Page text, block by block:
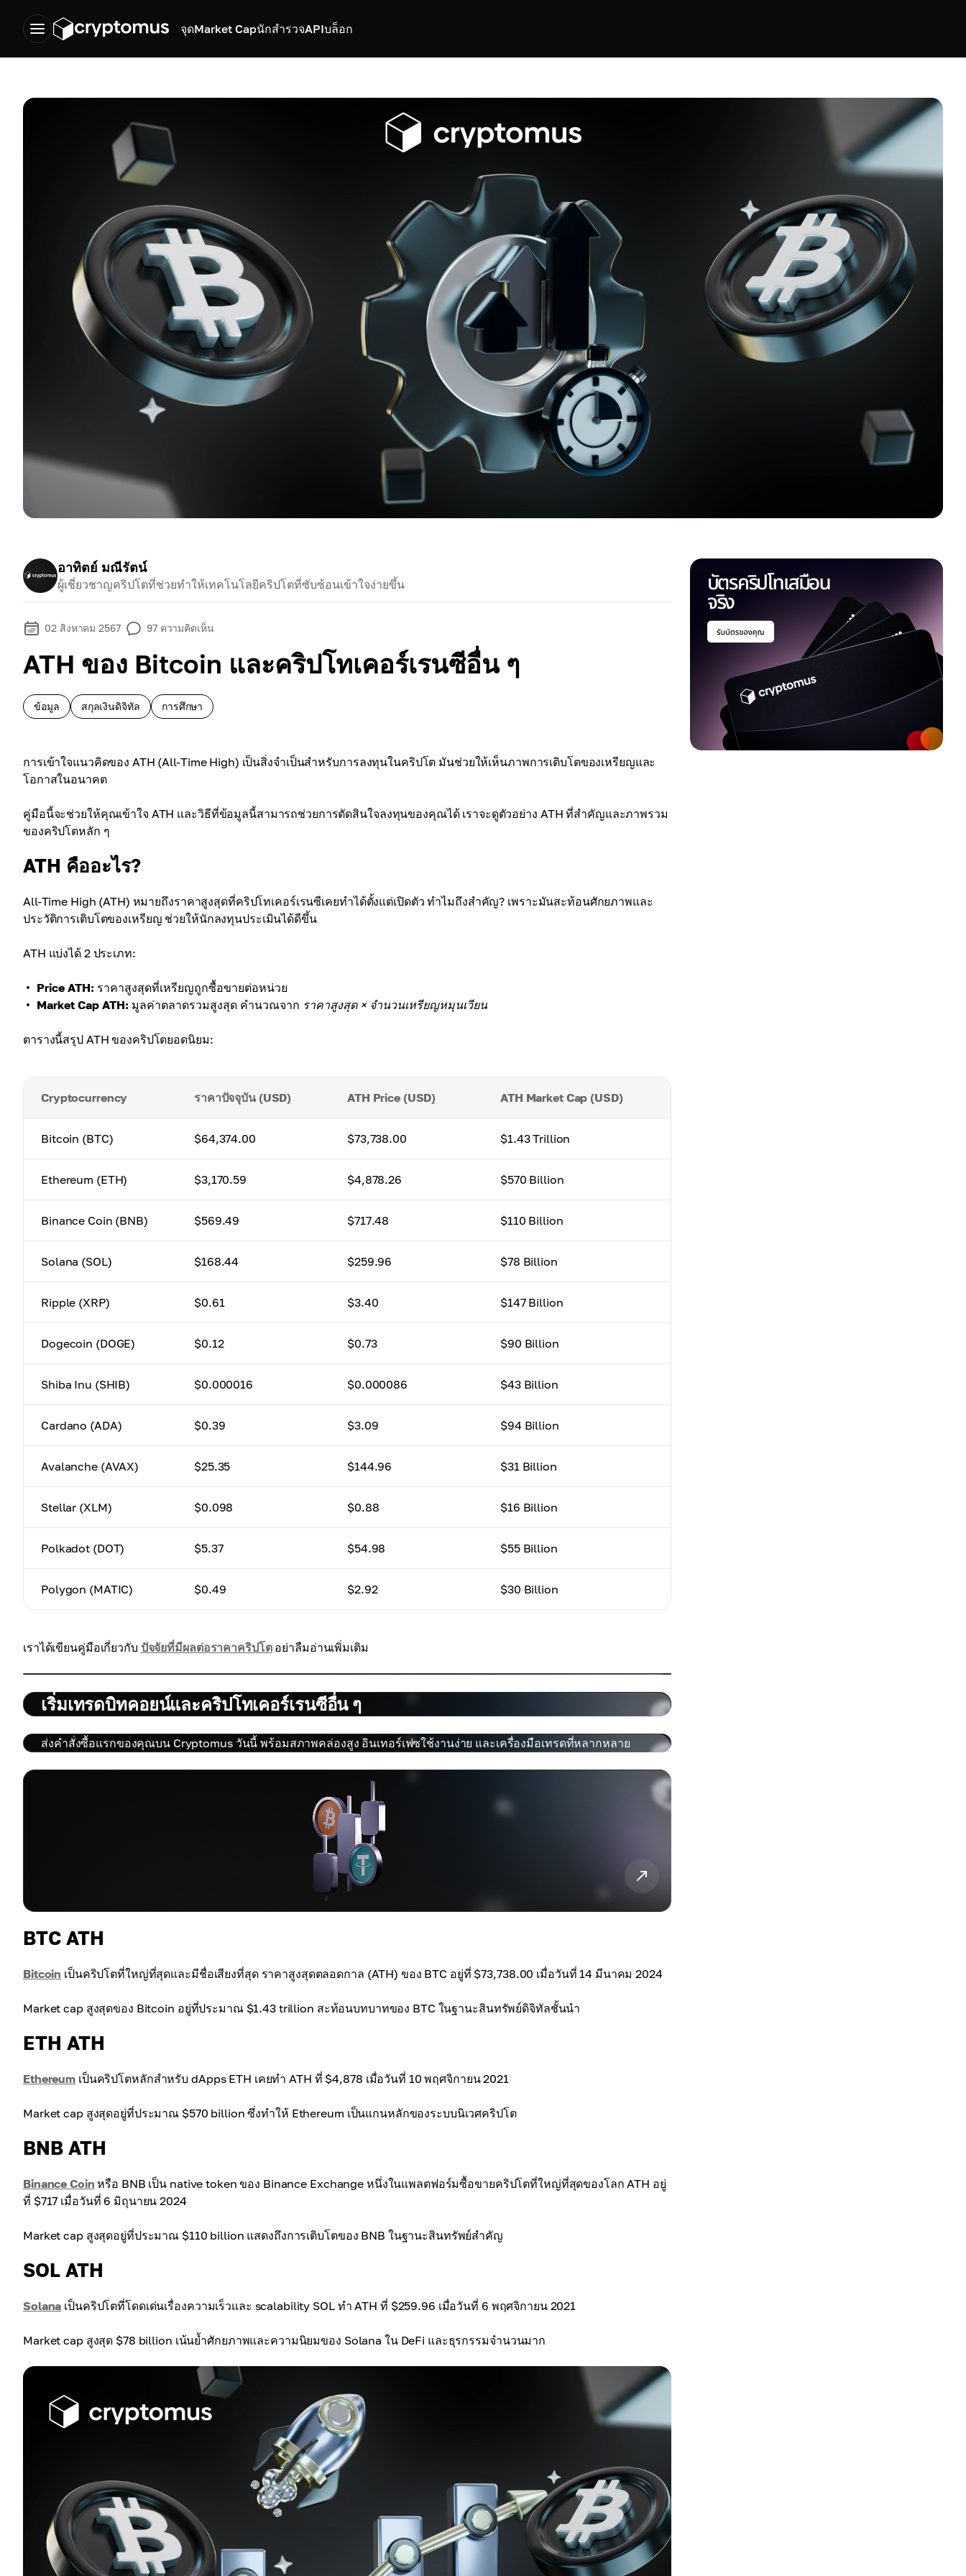
จุดMarket CapนักสำรวจAPIบล็อก
อาทิตย์ มณีรัตน์
ผู้เชี่ยวชาญคริปโตที่ช่วยทำให้เทคโนโลยีคริปโตที่ซับซ้อนเข้าใจง่ายขึ้น
02 สิงหาคม 2567 97 ความคิดเห็น
ATH ของ Bitcoin และคริปโทเคอร์เรนซีอื่น ๆ
ข้อมูล สกุลเงินดิจิทัล การศึกษา
การเข้าใจแนวคิดของ ATH (All-Time High) เป็นสิ่งจำเป็นสำหรับการลงทุนในคริปโต มันช่วยให้เห็นภาพการเติบโตของเหรียญและ
โอกาสในอนาคต
คู่มือนี้จะช่วยให้คุณเข้าใจ ATH และวิธีที่ข้อมูลนี้สามารถช่วยการตัดสินใจลงทุนของคุณได้ เราจะดูตัวอย่าง ATH ที่สำคัญและภาพรวม
ของคริปโตหลัก ๆ
ATH คืออะไร?
All-Time High (ATH) หมายถึงราคาสูงสุดที่คริปโทเคอร์เรนซีเคยทำได้ตั้งแต่เปิดตัว ทำไมถึงสำคัญ? เพราะมันสะท้อนศักยภาพและ
ประวัติการเติบโตของเหรียญ ช่วยให้นักลงทุนประเมินได้ดีขึ้น
ATH แบ่งได้ 2 ประเภท:
Price ATH: ราคาสูงสุดที่เหรียญถูกซื้อขายต่อหน่วย
Market Cap ATH: มูลค่าตลาดรวมสูงสุด คำนวณจาก ราคาสูงสุด × จำนวนเหรียญหมุนเวียน
ตารางนี้สรุป ATH ของคริปโตยอดนิยม:
Cryptocurrency ราคาปัจจุบัน (USD) ATH Price (USD) ATH Market Cap (USD)
Bitcoin (BTC) $64,374.00 $73,738.00 $1.43 Trillion
Ethereum (ETH) $3,170.59 $4,878.26 $570 Billion
Binance Coin (BNB) $569.49 $717.48 $110 Billion
Solana (SOL) $168.44 $259.96 $78 Billion
Ripple (XRP) $0.61 $3.40 $147 Billion
Dogecoin (DOGE) $0.12 $0.73 $90 Billion
Shiba Inu (SHIB) $0.000016 $0.000086 $43 Billion
Cardano (ADA) $0.39 $3.09 $94 Billion
Avalanche (AVAX) $25.35 $144.96 $31 Billion
Stellar (XLM) $0.098 $0.88 $16 Billion
Polkadot (DOT) $5.37 $54.98 $55 Billion
Polygon (MATIC) $0.49 $2.92 $30 Billion
เราได้เขียนคู่มือเกี่ยวกับ ปัจจัยที่มีผลต่อราคาคริปโตอย่าลืมอ่านเพิ่มเติม
เริ่มเทรดบิทคอยน์และคริปโทเคอร์เรนซีอื่น ๆ
ส่งคำสั่งซื้อแรกของคุณบน Cryptomus วันนี้ พร้อมสภาพคล่องสูง อินเทอร์เฟซใช้งานง่าย และเครื่องมือเทรดที่หลากหลาย
BTC ATH
Bitcoin เป็นคริปโตที่ใหญ่ที่สุดและมีชื่อเสียงที่สุด ราคาสูงสุดตลอดกาล (ATH) ของ BTC อยู่ที่ $73,738.00 เมื่อวันที่ 14 มีนาคม 2024
Market cap สูงสุดของ Bitcoin อยู่ที่ประมาณ $1.43 trillion สะท้อนบทบาทของ BTC ในฐานะสินทรัพย์ดิจิทัลชั้นนำ
ETH ATH
Ethereum เป็นคริปโตหลักสำหรับ dApps ETH เคยทำ ATH ที่ $4,878 เมื่อวันที่ 10 พฤศจิกายน 2021
Market cap สูงสุดอยู่ที่ประมาณ $570 billion ซึ่งทำให้ Ethereum เป็นแกนหลักของระบบนิเวศคริปโต
BNB ATH
Binance Coin หรือ BNB เป็น native token ของ Binance Exchange หนึ่งในแพลตฟอร์มซื้อขายคริปโตที่ใหญ่ที่สุดของโลก ATH อยู่
ที่ $717 เมื่อวันที่ 6 มิถุนายน 2024
Market cap สูงสุดอยู่ที่ประมาณ $110 billion แสดงถึงการเติบโตของ BNB ในฐานะสินทรัพย์สำคัญ
SOL ATH
Solana เป็นคริปโตที่โดดเด่นเรื่องความเร็วและ scalability SOL ทำ ATH ที่ $259.96 เมื่อวันที่ 6 พฤศจิกายน 2021
Market cap สูงสุด $78 billion เน้นย้ำศักยภาพและความนิยมของ Solana ใน DeFi และธุรกรรมจำนวนมาก